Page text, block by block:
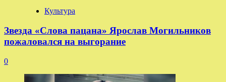
Культура
Звезда «Слова пацана» Ярослав Могильников
пожаловался на выгорание
0